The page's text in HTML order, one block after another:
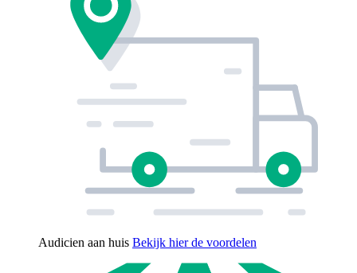
Audicien aan huis Bekijk hier de voordelen